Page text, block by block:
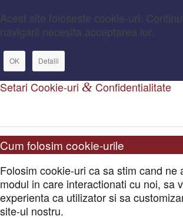
Acest site foloseste cookie-uri.
navigarii necesita acceptarea lor.
OK Detalii
Setari Cookie-uri & Confidentialitate
Cum folosim cookie-urile
Folosim cookie-uri ca sa stim cand ne
modul in care interactionati cu noi, sa
experienta ca utilizator si sa
site-ul nostru.